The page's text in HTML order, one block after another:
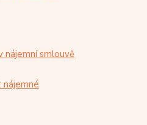
nájemní smlouvě
nájemné